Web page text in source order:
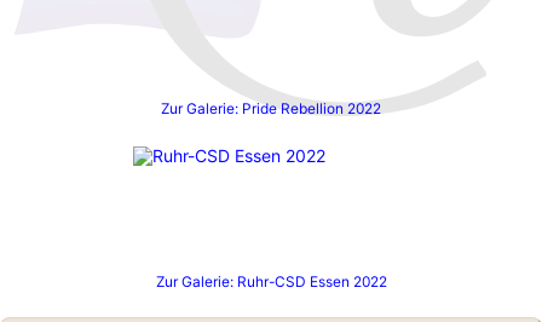
Zur Galerie: Pride Rebellion 2022
Zur Galerie: Ruhr-CSD Essen 2022